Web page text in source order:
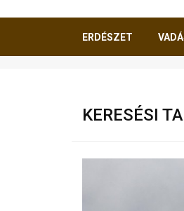
ERDÉSZET
KERESÉSI